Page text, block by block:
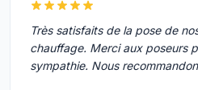
Très satisfaits de la pose de
chauffage. Merci aux poseurs
sympathie. Nous